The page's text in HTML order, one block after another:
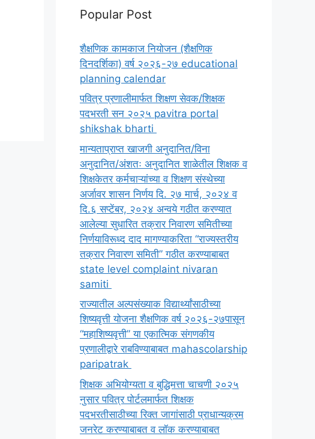
Popular Post
शैक्षणिक कामकाज नियोजन (शैक्षणिक
दिनदर्शिका) वर्ष २०२६-२७ educational
planning calendar
पवित्र प्रणालीमार्फत शिक्षण सेवक/शिक्षक
पदभरती सन २०२५ pavitra portal
shikshak bharti
मान्यताप्राप्त खाजगी अनुदानित/विना
अनुदानित/अंशतः अनुदानित शाळेतील शिक्षक व
शिक्षकेतर कर्मचाऱ्यांच्या व शिक्षण संस्थेच्या
अर्जावर शासन निर्णय दि. २७ मार्च, २०२४ व
दि.६ सप्टेंबर, २०२४ अन्वये गठीत करण्यात
आलेल्या सुधारित तक्रार निवारण समितीच्या
निर्णयाविरूध्द दाद मागण्याकरिता “राज्यस्तरीय
तक्रार निवारण समिती” गठीत करण्याबाबत
state level complaint nivaran
samiti
राज्यातील अल्पसंख्याक विद्यार्थ्यांसाठीच्या
शिष्यवृत्ती योजना शैक्षणिक वर्ष २०२६-२७पासून
“महाशिष्यवृत्ती” या एकात्मिक संगणकीय
प्रणालीद्वारे राबविण्याबाबत mahascolarship
paripatrak
शिक्षक अभियोग्यता व बुद्धिमत्ता चाचणी २०२५
नुसार पवित्र पोर्टलमार्फत शिक्षक
पदभरतीसाठीच्या रिक्त जागांसाठी प्राधान्यक्रम
जनरेट करण्याबाबत व लॉक करण्याबाबत